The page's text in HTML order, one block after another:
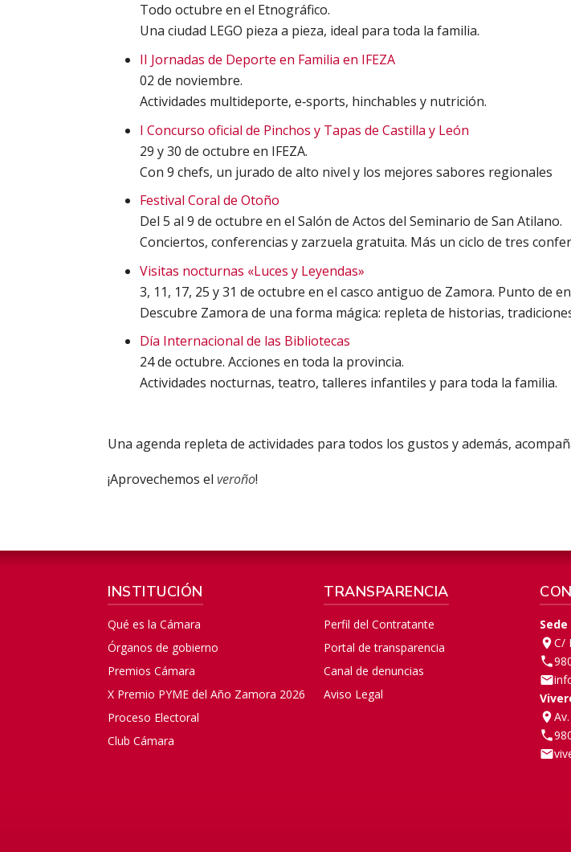
Todo octubre en el Etnográfico.
Una ciudad LEGO pieza a pieza, ideal para toda la familia.
II Jornadas de Deporte en Familia en IFEZA
02 de noviembre.
Actividades multideporte, e‑sports, hinchables y nutrición.
I Concurso oficial de Pinchos y Tapas de Castilla y León
29 y 30 de octubre en IFEZA.
Con 9 chefs, un jurado de alto nivel y los mejores sabores regionales
Festival Coral de Otoño
Del 5 al 9 de octubre en el Salón de Actos del Seminario de San Atilano.
Conciertos, conferencias y zarzuela gratuita. Más un ciclo de tres
Visitas nocturnas «Luces y Leyendas»
3, 11, 17, 25 y 31 de octubre en el casco antiguo de Zamora. Punto de
Descubre Zamora de una forma mágica: repleta de historias,
Día Internacional de las Bibliotecas
24 de octubre. Acciones en toda la provincia.
Actividades nocturnas, teatro, talleres infantiles y para toda la familia.
Una agenda repleta de actividades para todos los gustos y además,
¡Aprovechemos elveroño!
INSTITUCIÓN
Qué es la Cámara
Órganos de gobierno
Premios Cámara
X Premio PYME del Año Zamora 2026
Proceso Electoral
Club Cámara
TRANSPARENCIA
Perfil del Contratante
Portal de transparencia
Canal de denuncias
Aviso Legal
C/